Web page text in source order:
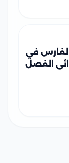
في
الفصل